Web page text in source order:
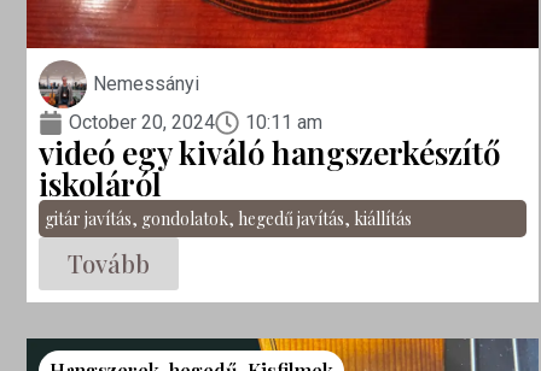
Nemessányi
October 20, 2024
10:11 am
videó egy kiváló hangszerkészítő
iskoláról
gitár javítás, gondolatok, hegedű javítás, kiállítás
Tovább